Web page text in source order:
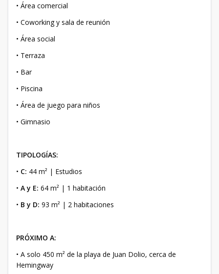
• Área comercial
• Coworking y sala de reunión
• Área social
• Terraza
• Bar
• Piscina
• Área de juego para niños
• Gimnasio
TIPOLOGÍAS:
• C: 44 m² | Estudios
• A y E: 64 m² | 1 habitación
• B y D: 93 m² | 2 habitaciones
PRÓXIMO A:
• A solo 450 m² de la playa de Juan Dolio, cerca de
Hemingway